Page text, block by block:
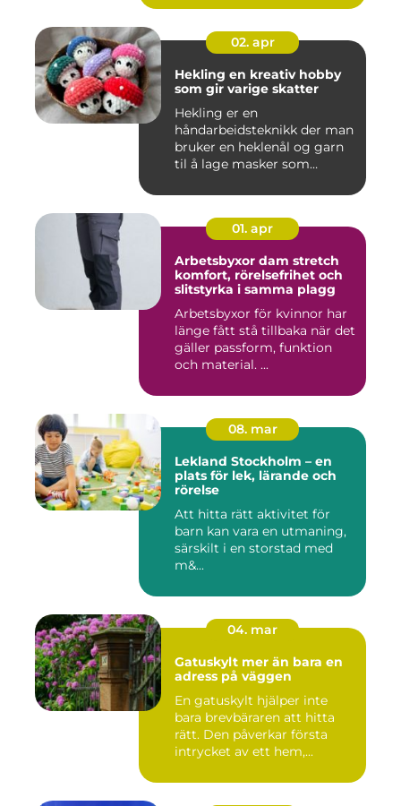
02. apr
Hekling en kreativ hobby
som gir varige skatter
Hekling er en
håndarbeidsteknikk der man
bruker en heklenål og garn
til å lage masker som
01. apr
Arbetsbyxor dam stretch
komfort, rörelsefrihet och
slitstyrka i samma plagg
Arbetsbyxor för kvinnor har
länge fått stå tillbaka när det
gäller passform, funktion
och material. ...
08. mar
Lekland Stockholm – en
plats för lek, lärande och
rörelse
Att hitta rätt aktivitet för
barn kan vara en utmaning,
särskilt i en storstad med
m&...
04. mar
Gatuskylt mer än bara en
adress på väggen
En gatuskylt hjälper inte
bara brevbäraren att hitta
rätt. Den påverkar första
intrycket av ett hem,...